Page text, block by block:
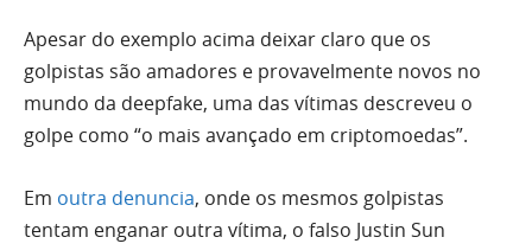
Apesar do exemplo acima deixar claro que os
golpistas são amadores e provavelmente novos no
mundo da deepfake, uma das vítimas descreveu o
golpe como “o mais avançado em criptomoedas”.
Em outra denuncia, onde os mesmos golpistas
tentam enganar outra vítima, o falso Justin Sun